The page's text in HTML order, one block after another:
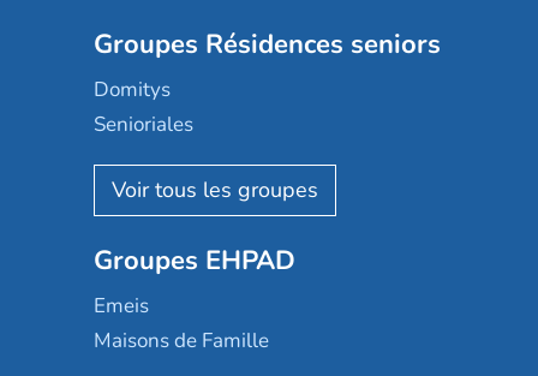
Groupes Résidences seniors
Domitys
Senioriales
Nohée
Les Résidentiels
Mobicap
Domusvi
Happy Senior
Groupes EHPAD
Emeis
Maisons de Famille